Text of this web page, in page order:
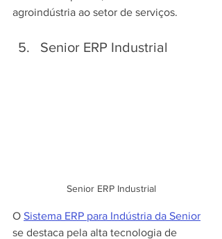
agroindústria ao setor de serviços.
Senior ERP Industrial
Senior ERP Industrial
O Sistema ERP para Indústria da Senior
se destaca pela alta tecnologia de